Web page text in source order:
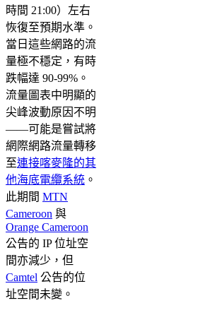
時間 21:00）左右
恢復至預期水準。
當日這些網路的流
量極不穩定，有時
跌幅達 90-99%。
流量圖表中明顯的
尖峰波動原因不明
——可能是嘗試將
網際網路流量轉移
至連接喀麥隆的其
他海底電纜系統 。
此期間 MTN
Cameroon 與
Orange Cameroon
公告的 IP 位址空
間亦減少，但
Camtel 公告的位
址空間未變。